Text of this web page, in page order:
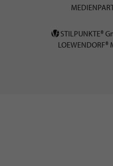
STILPUNKTE®
LOEWENDORF®